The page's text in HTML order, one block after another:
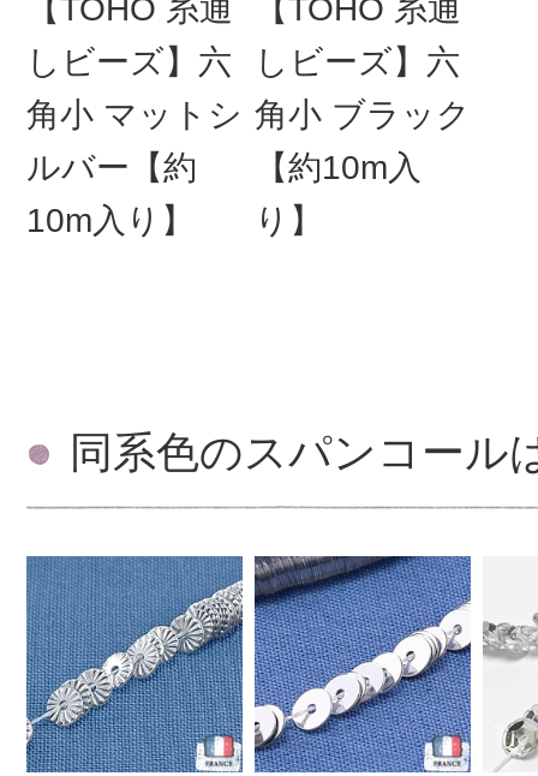
【TOHO 糸通
しビーズ】六
角小 マットシ
ルバー【約
10m入り】
【TOHO 糸通
しビーズ】六
角小 ブラック
【約10m入
り】
同系色のスパンコール